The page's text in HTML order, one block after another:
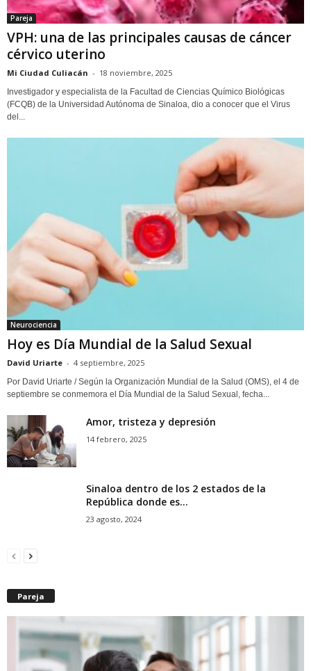
Pareja
VPH: una de las principales causas de cáncer
cérvico uterino
Mi Ciudad Culiacán - 18 noviembre, 2025
Investigador y especialista de la Facultad de Ciencias Químico Biológicas
(FCQB) de la Universidad Autónoma de Sinaloa, dio a conocer que el Virus
del...
Neurociencia
Hoy es Día Mundial de la Salud Sexual
David Uriarte - 4 septiembre, 2025
Por David Uriarte / Según la Organización Mundial de la Salud (OMS), el 4 de
septiembre se conmemora el Día Mundial de la Salud Sexual, fecha...
Amor, tristeza y depresión
14 febrero, 2025
Sinaloa dentro de los 2 estados de la
República donde es...
23 agosto, 2024
Pareja